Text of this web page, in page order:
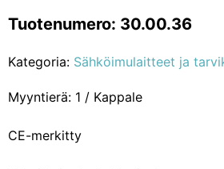
Tuotenumero: 30.00.36
Kategoria: Sähköimulaitteet ja
Myyntierä: 1 / Kappale
CE-merkitty